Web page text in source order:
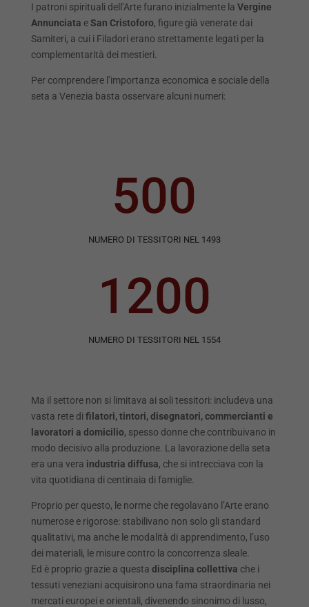
I patroni spirituali dell’Arte furano inizialmente la Vergine
Annunciata eSan Cristoforo, figure già venerate dai
Samiteri, a cui i Filadori erano strettamente legati per la
complementarità dei mestieri.
Per comprendere l’importanza economica e sociale della
seta a Venezia basta osservare alcuni numeri:
500
NUMERO DI TESSITORI NEL 1493
1200
NUMERO DI TESSITORI NEL 1554
Ma il settore non si limitava ai soli tessitori: includeva una
vasta rete di filatori, tintori, disegnatori, commercianti e
lavoratori a domicilio, spesso donne che contribuivano in
modo decisivo alla produzione. La lavorazione della seta
era una vera industria diffusa, che si intrecciava con la
vita quotidiana di centinaia di famiglie.
Proprio per questo, le norme che regolavano l’Arte erano
numerose e rigorose: stabilivano non solo gli standard
qualitativi, ma anche le modalità di apprendimento, l’uso
dei materiali, le misure contro la concorrenza sleale.
Ed è proprio grazie a questa disciplina collettiva che i
tessuti veneziani acquisirono una fama straordinaria nei
mercati europei e orientali, divenendo sinonimo di lusso,